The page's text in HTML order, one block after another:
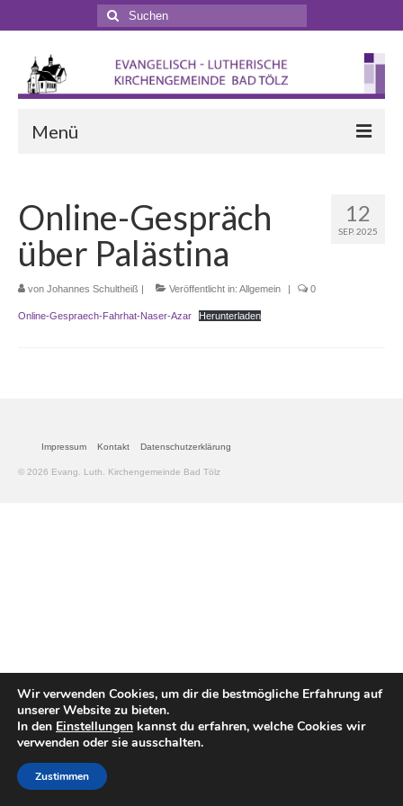
Suchen
nach:
Menü
Veranstaltungen
Terminkalender
Gottesdienste
Mitarbeitende
Hausmeister und Mesnerinnen
Soziale Beratung
Kirchenvorstand
12
SEP. 2025
Online-Gespräch
über Palästina
von Johannes Schultheiß Veröffentlicht in: Allgemein 0
Online-Gespraech-Fahrhat-Naser-Azar Herunterladen
Impressum Kontakt Datenschutzerklärung
© 2026 Evang. Luth. Kirchengemeinde Bad Tölz
Wir verwenden Cookies, um dir die bestmögliche Erfahrung auf
unserer Website zu bieten.
In den Einstellungen kannst du erfahren, welche Cookies wir
verwenden oder sie ausschalten.
Zustimmen